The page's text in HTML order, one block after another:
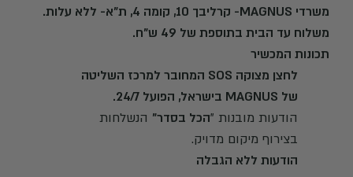
משרדי MAGNUS- קרליבך 10, קומה 4, ת"א- ללא עלות
.
משלוח עד הבית בתוספת של 49 ש"ח.
תכונות המכשיר
לחצן מצוקה SOS המחובר למרכז השליטה
של MAGNUS בישראל, הפועל 24/7.
הודעות מובנות "הכל בסדר" הנשלחות
בצירוף מיקום מדויק.
הודעות ללא הגבלה